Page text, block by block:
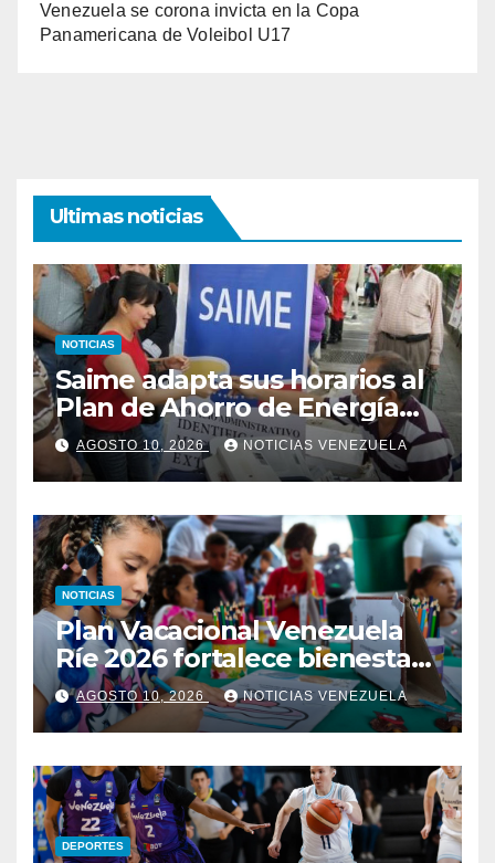
Venezuela se corona invicta en la Copa
Panamericana de Voleibol U17
Ultimas noticias
NOTICIAS
Saime adapta sus horarios al
Plan de Ahorro de Energía
Eléctrica y Agua
AGOSTO 10, 2026 NOTICIAS VENEZUELA
NOTICIAS
Plan Vacacional Venezuela
Ríe 2026 fortalece bienestar
emocional a través de la
cultura y el deporte
AGOSTO 10, 2026 NOTICIAS VENEZUELA
DEPORTES